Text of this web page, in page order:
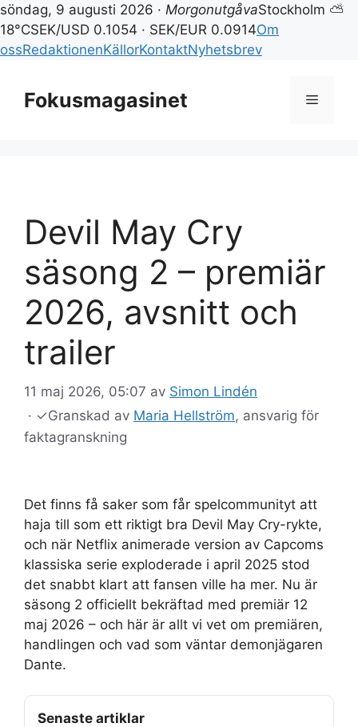
söndag, 9 augusti 2026 · MorgonutgåvaStockholm ⛅
18°CSEK/USD 0.1054 · SEK/EUR 0.0914Om
ossRedaktionenKällorKontaktNyhetsbrev
innehållFokusmagasinet Meny
Devil May Cry
säsong 2 – premiär
2026, avsnitt och
trailer
11 maj 2026, 05:07 av Simon Lindén
· ✓Granskad av Maria Hellström, ansvarig för
faktagranskning
Det finns få saker som får spelcommunityt att
haja till som ett riktigt bra Devil May Cry-rykte,
och när Netflix animerade version av Capcoms
klassiska serie exploderade i april 2025 stod
det snabbt klart att fansen ville ha mer. Nu är
säsong 2 officiellt bekräftad med premiär 12
maj 2026 – och här är allt vi vet om premiären,
handlingen och vad som väntar demonjägaren
Dante.
Senaste artiklar